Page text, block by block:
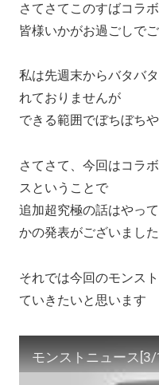
さてさてこのすばコラ
皆様いかがお過ごしで
私は先週末からバタバ
れておりませんが
できる範囲でぼちぼち
さてさて、今回はコラ
スということで
追加超究極の話はやっ
かの発表がございました
それでは今回のモンス
ていきたいと思います